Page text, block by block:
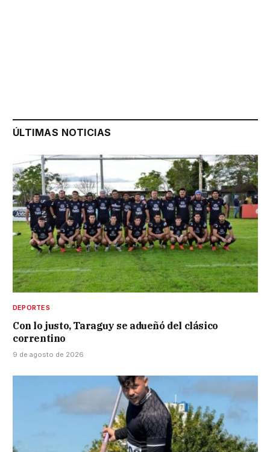
ÚLTIMAS NOTICIAS
DEPORTES
Con lo justo, Taraguy se adueñó del clásico
correntino
9 de agosto de 2026